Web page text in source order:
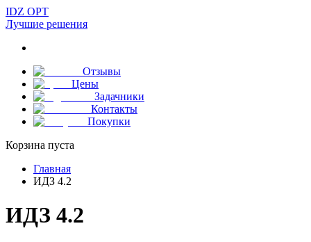
IDZ OPT
Лучшие решения
Отзывы
Цены
Задачники
Контакты
Покупки
Корзина пуста
Главная
ИДЗ 4.2
ИДЗ 4.2